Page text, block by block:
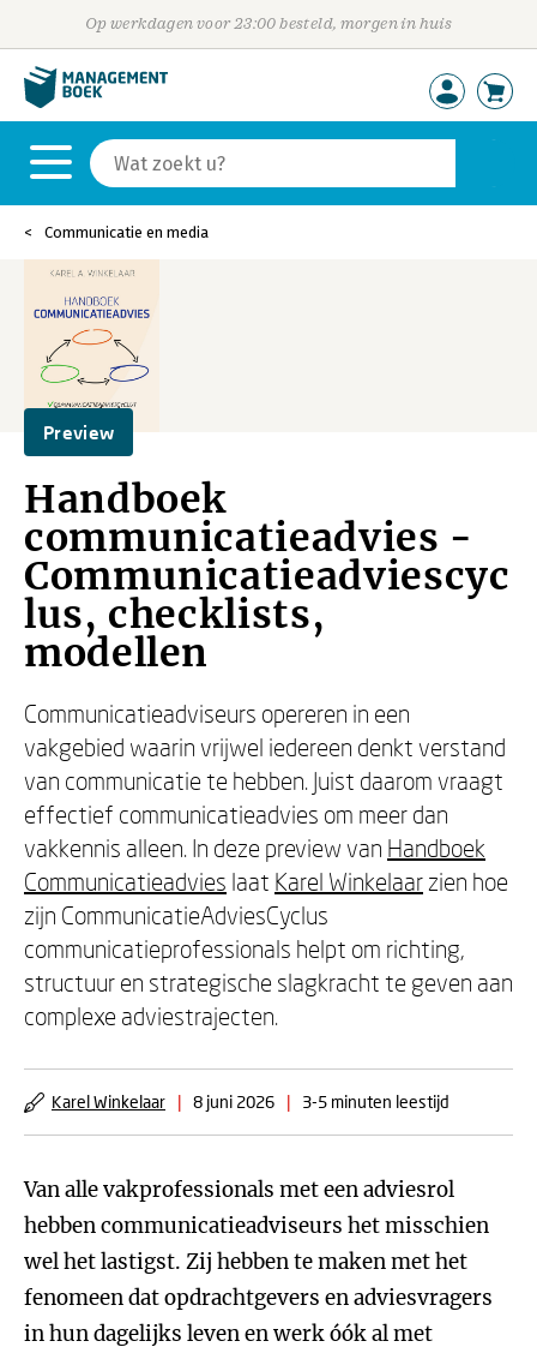
Op werkdagen voor 23:00 besteld, morgen in huis
Communicatie en media
Preview
Handboek
communicatieadvies -
Communicatieadviescyc
lus, checklists,
modellen
Communicatieadviseurs opereren in een
vakgebied waarin vrijwel iedereen denkt verstand
van communicatie te hebben. Juist daarom vraagt
effectief communicatieadvies om meer dan
vakkennis alleen. In deze preview van Handboek
Communicatieadvies laat Karel Winkelaar zien hoe
zijn CommunicatieAdviesCyclus
communicatieprofessionals helpt om richting,
structuur en strategische slagkracht te geven aan
complexe adviestrajecten.
Karel Winkelaar | 8 juni 2026 | 3-5 minuten leestijd
Van alle vakprofessionals met een adviesrol
hebben communicatieadviseurs het misschien
wel het lastigst. Zij hebben te maken met het
fenomeen dat opdrachtgevers en adviesvragers
in hun dagelijks leven en werk óók al met